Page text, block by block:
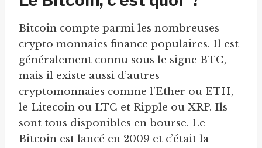
Bitcoin compte parmi les nombreuses
crypto monnaies finance populaires. Il est
généralement connu sous le signe BTC,
mais il existe aussi d’autres
cryptomonnaies comme l’Ether ou ETH,
le Litecoin ou LTC et Ripple ou XRP. Ils
sont tous disponibles en bourse. Le
Bitcoin est lancé en 2009 et c’était la